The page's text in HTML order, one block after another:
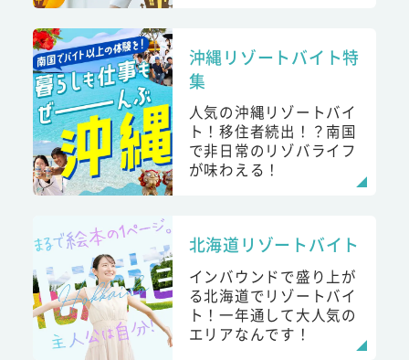
沖縄リゾートバイト特
集
人気の沖縄リゾートバイ
ト！移住者続出！？南国
で非日常のリゾバライフ
が味わえる！
北海道リゾートバイト
インバウンドで盛り上が
る北海道でリゾートバイ
ト！一年通して大人気の
エリアなんです！